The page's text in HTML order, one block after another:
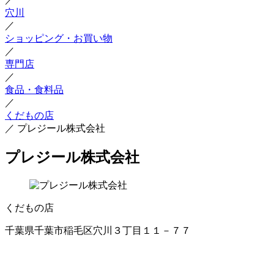
穴川
／
ショッピング・お買い物
／
専門店
／
食品・食料品
／
くだもの店
／ プレジール株式会社
プレジール株式会社
くだもの店
千葉県千葉市稲毛区穴川３丁目１１－７７